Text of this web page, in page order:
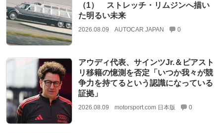
（1） ストレッチ・リムジンへ描い
た明るい未来
2026.08.09 AUTOCAR JAPAN 0
アウディ代表、サインツJr.＆ピアスト
リ移籍の憶測を否定「いつか我々が競
争力を持てるという認識になっている
証拠」
2026.08.09 motorsport.com 日本版 0